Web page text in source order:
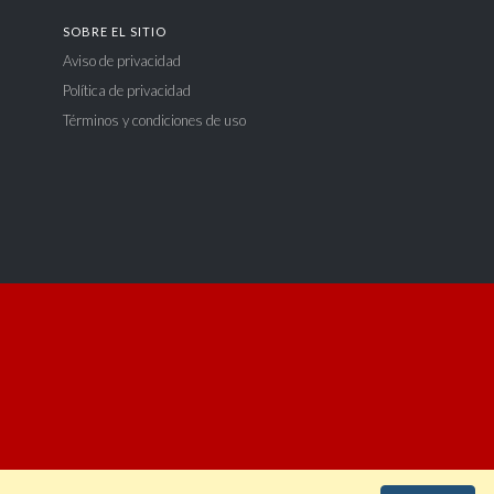
SOBRE EL SITIO
Aviso de privacidad
Política de privacidad
Términos y condiciones de uso